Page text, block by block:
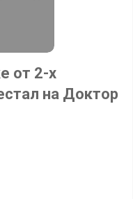
от 2-х
на Доктор